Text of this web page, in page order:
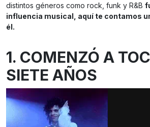
distintos géneros como rock, funk y R&B
influencia musical, aquí te contamos
él.
1. COMENZÓ A
SIETE AÑOS